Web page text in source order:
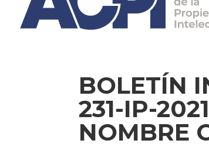
BOLETÍN
231-IP-
NOMBRE